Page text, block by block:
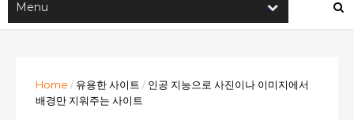
Home / 유용한 사이트 / 인공 지능으로 사진이나 이미지에서
배경만 지워주는 사이트